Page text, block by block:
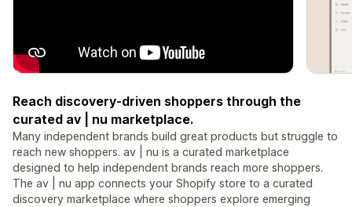
Reach discovery-driven shoppers through the
curated av | nu marketplace.
Many independent brands build great products but struggle to
reach new shoppers. av | nu is a curated marketplace
designed to help independent brands reach more shoppers.
The av | nu app connects your Shopify store to a curated
discovery marketplace where shoppers explore emerging